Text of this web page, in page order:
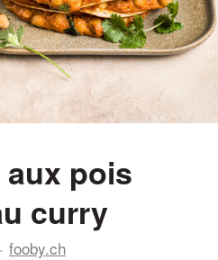
pois
curry
fooby.ch